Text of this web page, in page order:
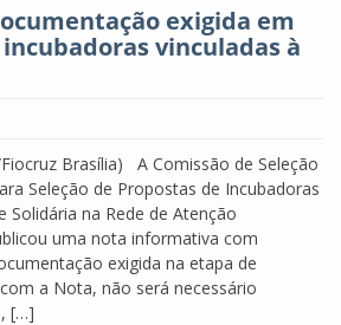
exigida em
vinculadas à
Brasília) A Comissão de Seleção
Seleção de Propostas de Incubadoras
Solidária na Rede de Atenção
uma nota informativa com
exigida na etapa de
a Nota, não será necessário
[…]